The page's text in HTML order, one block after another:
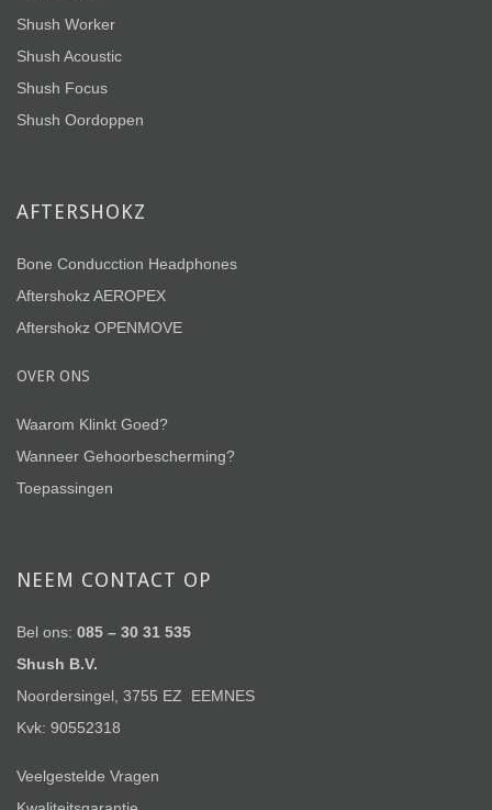
Shush Worker
Shush Acoustic
Shush Focus
Shush Oordoppen
AFTERSHOKZ
Bone Conducction Headphones
Aftershokz AEROPEX
Aftershokz OPENMOVE
OVER ONS
Waarom Klinkt Goed?
Wanneer Gehoorbescherming?
Toepassingen
NEEM CONTACT OP
Bel ons: 085 – 30 31 535
Shush B.V.
Noordersingel, 3755 EZ EEMNES
Kvk: 90552318
Veelgestelde Vragen